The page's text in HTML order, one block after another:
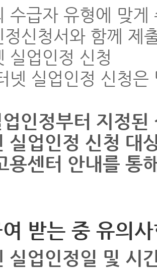
수급자 유형에 맞
정신청서와 함께 제
실업인정 신청
넷 실업인정 신청
인정부터 지정
실업인정 신청 대
용센터 안내를 통
받는 중 유의
실업인정일 및 시